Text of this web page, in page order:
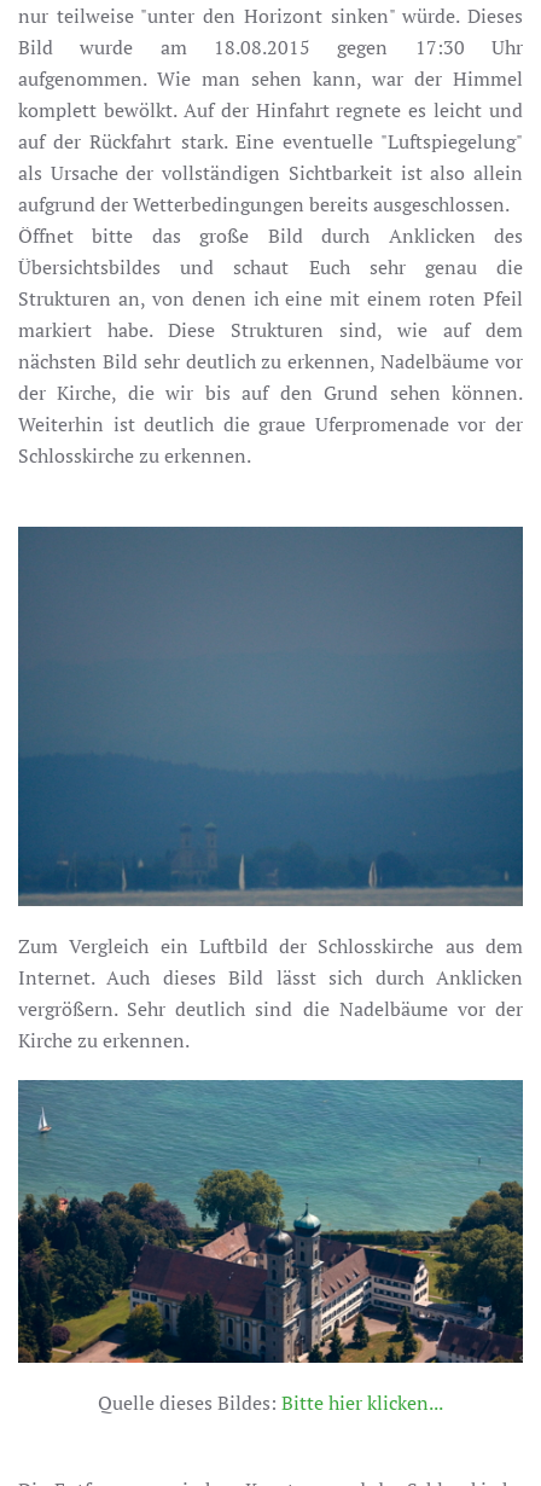
nur teilweise "unter den Horizont sinken" würde. Dieses
Bild wurde am 18.08.2015 gegen 17:30 Uhr
aufgenommen. Wie man sehen kann, war der Himmel
komplett bewölkt. Auf der Hinfahrt regnete es leicht und
auf der Rückfahrt stark. Eine eventuelle "Luftspiegelung"
als Ursache der vollständigen Sichtbarkeit ist also allein
aufgrund der Wetterbedingungen bereits ausgeschlossen.
Öffnet bitte das große Bild durch Anklicken des
Übersichtsbildes und schaut Euch sehr genau die
Strukturen an, von denen ich eine mit einem roten Pfeil
markiert habe. Diese Strukturen sind, wie auf dem
nächsten Bild sehr deutlich zu erkennen, Nadelbäume vor
der Kirche, die wir bis auf den Grund sehen können.
Weiterhin ist deutlich die graue Uferpromenade vor der
Schlosskirche zu erkennen.
Zum Vergleich ein Luftbild der Schlosskirche aus dem
Internet. Auch dieses Bild lässt sich durch Anklicken
vergrößern. Sehr deutlich sind die Nadelbäume vor der
Kirche zu erkennen.
Quelle dieses Bildes: Bitte hier klicken...